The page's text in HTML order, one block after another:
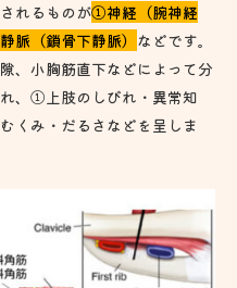
れるものが①神経（腕神経
（鎖骨下静脈） などです。
、小胸筋直下などによって分
、①上肢のしびれ・異常知
み・だるさなどを呈しま